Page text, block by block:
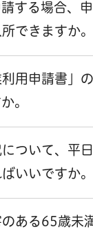
する場合、
できますか。
利用申請書」
。
ついて、平
いいですか。
ある65歳未